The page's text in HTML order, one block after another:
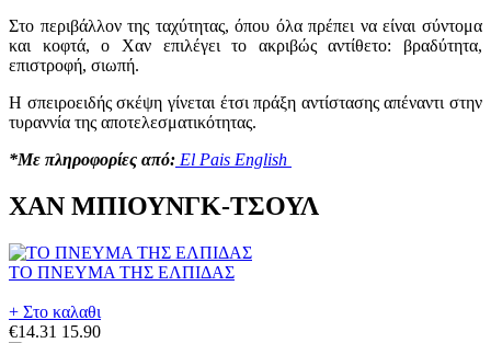
Στο περιβάλλον της ταχύτητας, όπου όλα πρέπει να είναι σύντομα
και κοφτά, ο Χαν επιλέγει το ακριβώς αντίθετο: βραδύτητα,
επιστροφή, σιωπή.
Η σπειροειδής σκέψη γίνεται έτσι πράξη αντίστασης απέναντι στην
τυραννία της αποτελεσματικότητας.
*Με πληροφορίες από: El Pais English
ΧΑΝ ΜΠΙΟΥΝΓΚ-ΤΣΟΥΛ
ΤΟ ΠΝΕΥΜΑ ΤΗΣ ΕΛΠΙΔΑΣ
+ Στο καλαθι
€14.31 15.90